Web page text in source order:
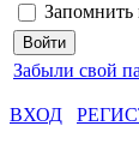
Запомнить
Забыли свой
ВХОД